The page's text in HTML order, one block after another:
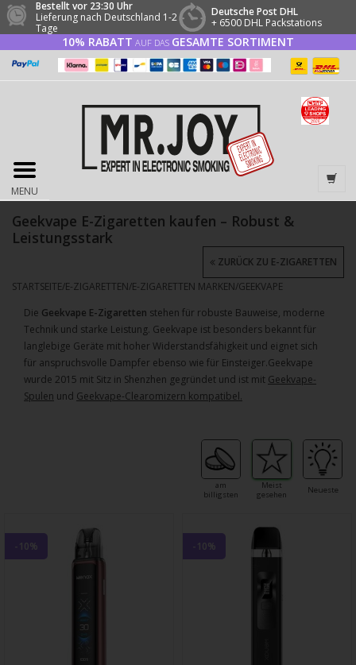
Bestellt vor 23:30 Uhr
Lieferung nach Deutschland 1-2
Tage
Deutsche Post DHL
+ 6500 DHL Packstations
10% RABATT AUF DAS GESAMTE SORTIMENT
MENU
Geekvape E-Zigaretten kaufen – Robust &
Leistungsstark
STARTSEITE/E-ZIGARETTEN/E-ZIGARETTEN MARKEN/GEEKVAPE
ZURÜCK ZU E-ZIGARETTEN
Die Geekvape E-Zigaretten stehen für robuste Bauweise, moderne
Technik und starke Leistung. Geekvape ist besonders bekannt für
langlebige Geräte mit hoher Widerstandsfähigkeit und eignet sich
für anspruchsvolle Dampfer ebenso wie für Einsteiger.Geekvape
wurde 2015 mit Sitz in Shenzhen gegründet und ist mit Geekvape-
Spulen und Geekvape-Clearomizern kompatibel.
am
billigsten
Meist
gesehen
Neueste
-10% -10%